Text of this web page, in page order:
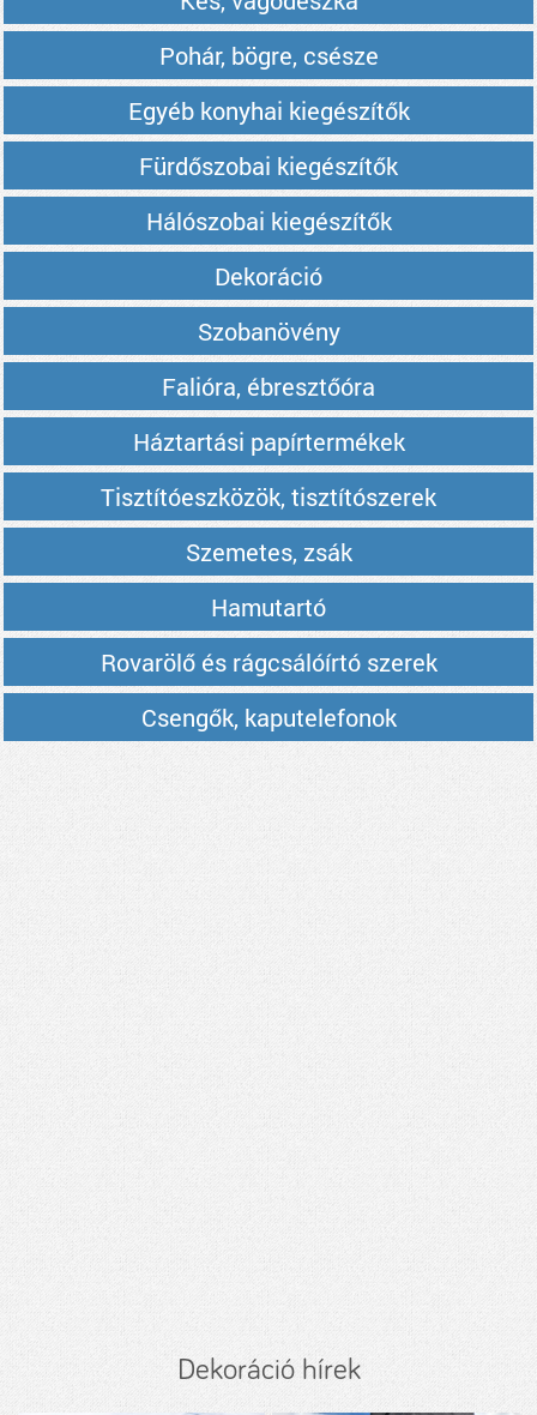
Pohár, bögre, csésze
Egyéb konyhai kiegészítők
Fürdőszobai kiegészítők
Hálószobai kiegészítők
Dekoráció
Szobanövény
Falióra, ébresztőóra
Háztartási papírtermékek
Tisztítóeszközök, tisztítószerek
Szemetes, zsák
Hamutartó
Rovarölő és rágcsálóírtó szerek
Csengők, kaputelefonok
Dekoráció hírek